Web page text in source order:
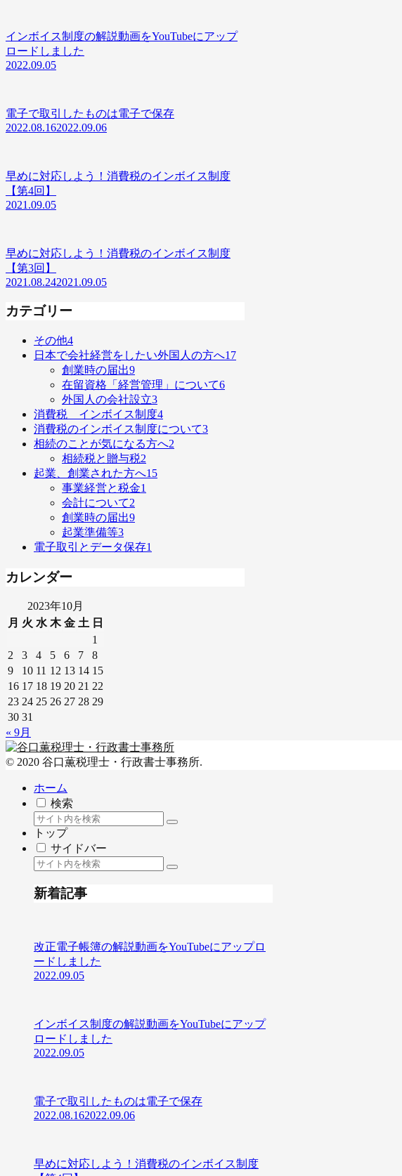
インボイス制度の解説動画をYouTubeにアップ
ロードしました
2022.09.05
電子で取引したものは電子で保存
2022.08.162022.09.06
早めに対応しよう！消費税のインボイス制度
【第4回】
2021.09.05
早めに対応しよう！消費税のインボイス制度
【第3回】
2021.08.242021.09.05
カテゴリー
その他4
日本で会社経営をしたい外国人の方へ17
創業時の届出9
在留資格「経営管理」について6
外国人の会社設立3
消費税 インボイス制度4
消費税のインボイス制度について3
相続のことが気になる方へ2
相続税と贈与税2
起業、創業された方へ15
事業経営と税金1
会計について2
創業時の届出9
起業準備等3
電子取引とデータ保存1
カレンダー
2023年10月
月 火 水 木 金 土 日
1
2
3 4 5 6 7
8
9
10 11 12 13 14 15
16 17 18 19 20 21 22
23 24 25 26 27 28 29
30 31
« 9月
© 2020 谷口薫税理士・行政書士事務所.
ホーム
検索
トップ
サイドバー
新着記事
改正電子帳簿の解説動画をYouTubeにアップロ
ードしました
2022.09.05
インボイス制度の解説動画をYouTubeにアップ
ロードしました
2022.09.05
電子で取引したものは電子で保存
2022.08.162022.09.06
早めに対応しよう！消費税のインボイス制度